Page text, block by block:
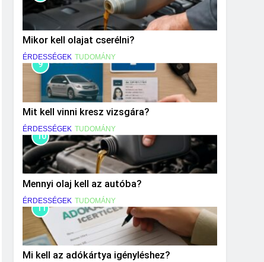
Mikor kell olajat cserélni?
ÉRDESSÉGEK TUDOMÁNY
9
Mit kell vinni kresz vizsgára?
ÉRDESSÉGEK TUDOMÁNY
10
Mennyi olaj kell az autóba?
ÉRDESSÉGEK TUDOMÁNY
11
Mi kell az adókártya igényléshez?